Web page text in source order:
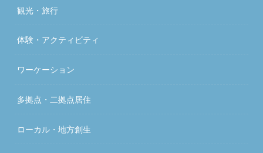
観光・旅行
体験・アクティビティ
ワーケーション
多拠点・二拠点居住
ローカル・地方創生